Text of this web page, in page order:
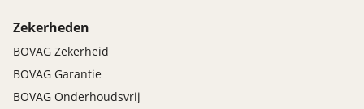
Zekerheden
BOVAG Zekerheid
BOVAG Garantie
BOVAG Onderhoudsvrij